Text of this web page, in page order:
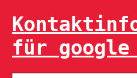
für google